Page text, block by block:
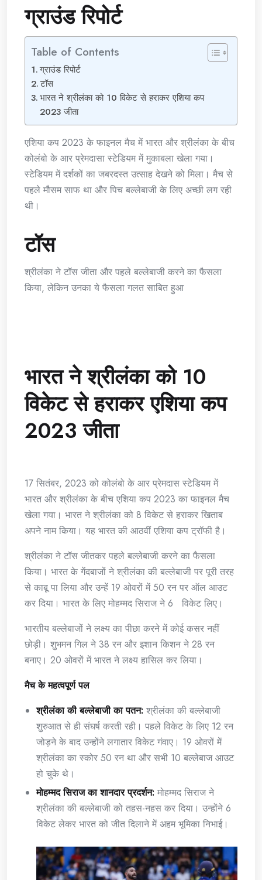
ग्राउंड रिपोर्ट
Table of Contents
ग्राउंड रिपोर्ट
टॉस
भारत ने श्रीलंका को 10 विकेट से हराकर एशिया कप
2023 जीता
एशिया कप 2023 के फाइनल मैच में भारत और श्रीलंका के बीच
कोलंबो के आर प्रेमदासा स्टेडियम में मुकाबला खेला गया।
स्टेडियम में दर्शकों का जबरदस्त उत्साह देखने को मिला। मैच से
पहले मौसम साफ था और पिच बल्लेबाजी के लिए अच्छी लग रही
थी।
टॉस
श्रीलंका ने टॉस जीता और पहले बल्लेबाजी करने का फैसला
किया, लेकिन उनका ये फैसला गलत साबित हुआ
भारत ने श्रीलंका को 10
विकेट से हराकर एशिया कप
2023 जीता
17 सितंबर, 2023 को कोलंबो के आर प्रेमदास स्टेडियम में
भारत और श्रीलंका के बीच एशिया कप 2023 का फाइनल मैच
खेला गया। भारत ने श्रीलंका को 8 विकेट से हराकर खिताब
अपने नाम किया। यह भारत की आठवीं एशिया कप ट्रॉफी है।
श्रीलंका ने टॉस जीतकर पहले बल्लेबाजी करने का फैसला
किया। भारत के गेंदबाजों ने श्रीलंका की बल्लेबाजी पर पूरी तरह
से काबू पा लिया और उन्हें 19 ओवरों में 50 रन पर ऑल आउट
कर दिया। भारत के लिए मोहम्मद सिराज ने 6 विकेट लिए।
भारतीय बल्लेबाजों ने लक्ष्य का पीछा करने में कोई कसर नहीं
छोड़ी। शुभमन गिल ने 38 रन और इशान किशन ने 28 रन
बनाए। 20 ओवरों में भारत ने लक्ष्य हासिल कर लिया।
मैच के महत्वपूर्ण पल
श्रीलंका की बल्लेबाजी का पतन: श्रीलंका की बल्लेबाजी
शुरुआत से ही संघर्ष करती रही। पहले विकेट के लिए 12 रन
जोड़ने के बाद उन्होंने लगातार विकेट गंवाए। 19 ओवरों में
श्रीलंका का स्कोर 50 रन था और सभी 10 बल्लेबाज आउट
हो चुके थे।
मोहम्मद सिराज का शानदार प्रदर्शन: मोहम्मद सिराज ने
श्रीलंका की बल्लेबाजी को तहस-नहस कर दिया। उन्होंने 6
विकेट लेकर भारत को जीत दिलाने में अहम भूमिका निभाई।